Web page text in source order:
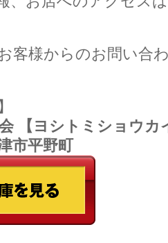
客様からのお問い合
】
【ヨシトミショウ
市平野町